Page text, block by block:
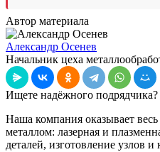
Автор материала
Александр Осенев
Начальник цеха
Ищете надёжного подрядчика?
Наша компания оказывает
металлом: лазерная и
деталей, изготовление узлов